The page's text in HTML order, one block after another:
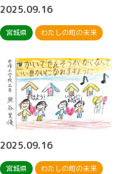
2025.09.16
宮城県 わたしの町の未来
2025.09.16
宮城県 わたしの町の未来